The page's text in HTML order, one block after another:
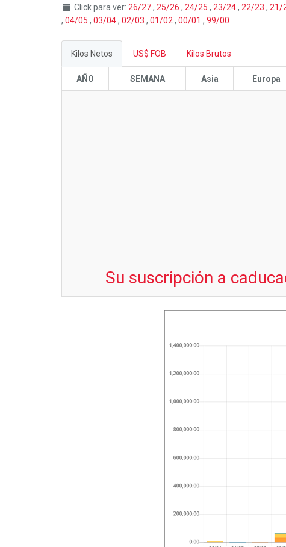
Click para ver: 26/27, 25/26 , 24/25 , 23/24, 22/23 , 21/
, 04/05 , 03/04, 02/03 , 01/02 , 00/01 , 99/00
Kilos Netos US$ FOB Kilos Brutos
AÑO SEMANA Asia Europa
Su suscripción a